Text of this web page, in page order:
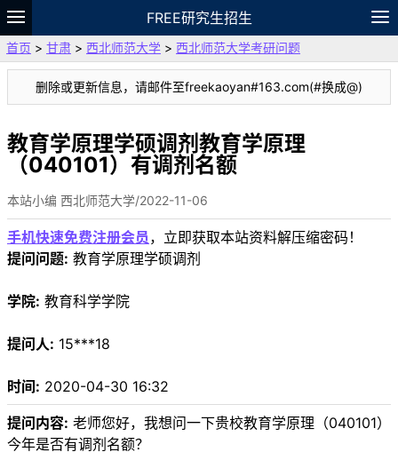
FREE研究生招生
题库
故事 专题 APP 笔记
论坛
VIP
资料
首页 > 甘肃 > 西北师范大学 > 西北师范大学考研问题
删除或更新信息，请邮件至freekaoyan#163.com(#换成@)
教育学原理学硕调剂教育学原理
（040101）有调剂名额
本站小编 西北师范大学/2022-11-06
手机快速免费注册会员 ，立即获取本站资料解压缩密码！
提问问题: 教育学原理学硕调剂
学院: 教育科学学院
提问人: 15***18
时间: 2020-04-30 16:32
提问内容: 老师您好，我想问一下贵校教育学原理（040101）
今年是否有调剂名额？